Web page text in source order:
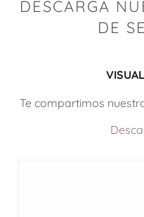
DESCARGA
DE
Te compartimos